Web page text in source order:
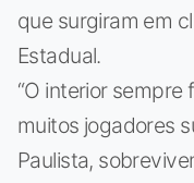
que surgiram em
Estadual.
“O interior sempre
muitos jogadores
Paulista,